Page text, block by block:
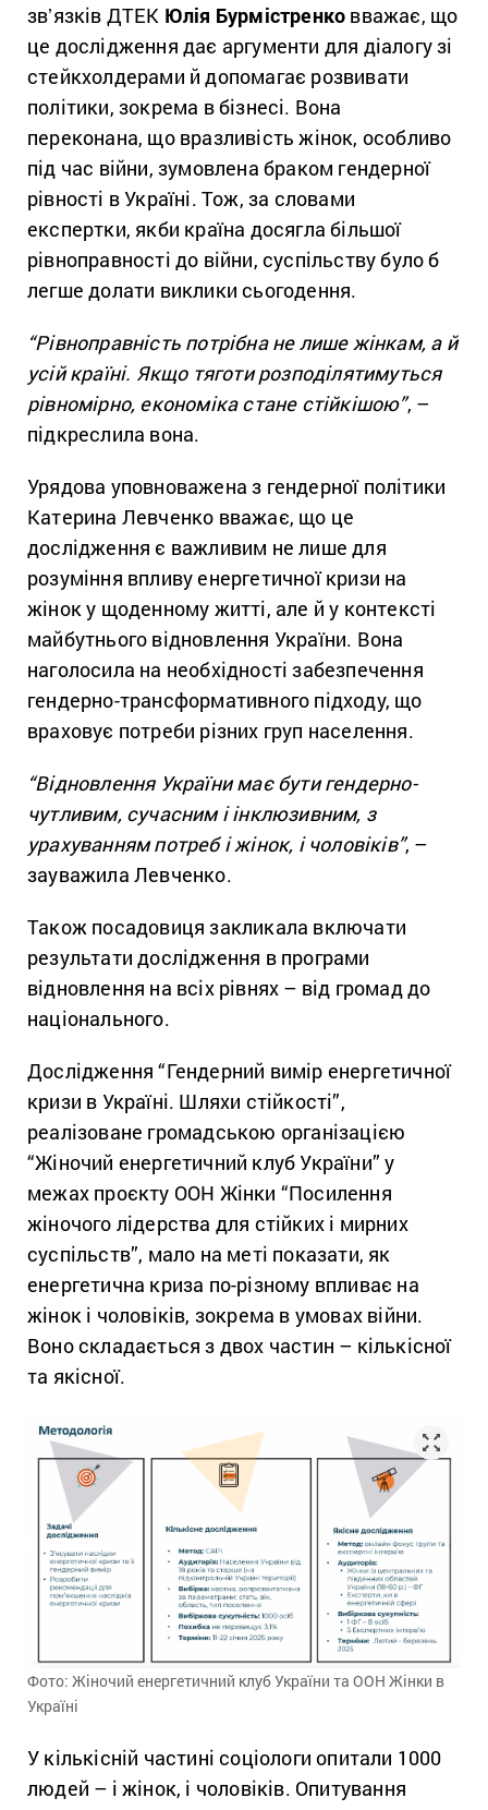
звʼязків ДТЕК Юлія Бурмістренко вважає, що
це дослідження дає аргументи для діалогу зі
стейкхолдерами й допомагає розвивати
політики, зокрема в бізнесі. Вона
переконана, що вразливість жінок, особливо
під час війни, зумовлена браком гендерної
рівності в Україні. Тож, за словами
експертки, якби країна досягла більшої
рівноправності до війни, суспільству було б
легше долати виклики сьогодення.
“Рівноправність потрібна не лише жінкам, а й
усій країні. Якщо тяготи розподілятимуться
рівномірно, економіка стане стійкішою”, –
підкреслила вона.
Урядова уповноважена з гендерної політики
Катерина Левченко вважає, що це
дослідження є важливим не лише для
розуміння впливу енергетичної кризи на
жінок у щоденному житті, але й у контексті
майбутнього відновлення України. Вона
наголосила на необхідності забезпечення
гендерно-трансформативного підходу, що
враховує потреби різних груп населення.
“Відновлення України має бути гендерно-
чутливим, сучасним і інклюзивним, з
урахуванням потреб і жінок, і чоловіків”, –
зауважила Левченко.
Також посадовиця закликала включати
результати дослідження в програми
відновлення на всіх рівнях – від громад до
національного.
Дослідження “Гендерний вимір енергетичної
кризи в Україні. Шляхи стійкості”,
реалізоване громадською організацією
“Жіночий енергетичний клуб України” у
межах проєкту ООН Жінки “Посилення
жіночого лідерства для стійких і мирних
суспільств”, мало на меті показати, як
енергетична криза по-різному впливає на
жінок і чоловіків, зокрема в умовах війни.
Воно складається з двох частин – кількісної
та якісної.
Фото: Жіночий енергетичний клуб України та ООН Жінки в
Україні
У кількісній частині соціологи опитали 1000
людей – і жінок, і чоловіків. Опитування